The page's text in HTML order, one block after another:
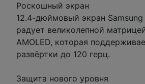
Роскошный экран
12.4-дюймовый экран Samsung
радует великолепной
AMOLED, которая
развёртки до 120 герц.
Защита нового уровня